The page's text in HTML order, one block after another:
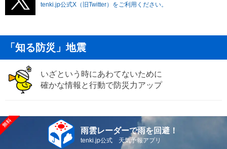
tenki.jp公式X（旧Twitter）をご利用ください。
「知る防災」地震
いざという時にあわてないために
確かな情報と行動で防災力アップ
雨雲レーダーで雨を回避！
tenki.jp公式 天気予報アプリ